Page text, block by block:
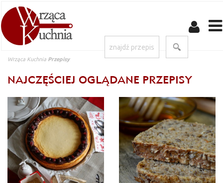
Wrząca Kuchnia Przepisy
NAJCZĘŚCIEJ OGLĄDANE PRZEPISY